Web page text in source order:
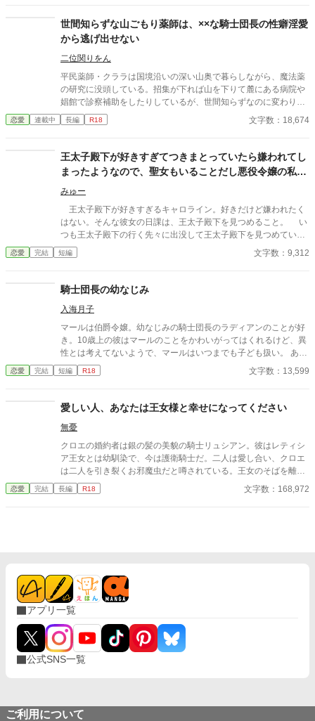
世間知らずな山ごもり薬師は、××な騎士団長の性癖淫愛
から逃げ出せない
二位関りをん
平民薬師・クララは国境沿いの深い山奥で暮らしながら、魔法薬
の研究に没頭している。招集が下れば山を下りて麓にある病院や
娼館で診察補助をしたりしているが、世間知らずなのに変わりは
ない。 ある日、山の中で倒れている男性を発見。彼はなんと騎士
団長・レイルドで女嫌いの噂を持つ人物だった。 当然女嫌いの噂
が、レイルドには隠している秘密……性癖があった。 ――君の××
××、触らせてもらえないだろうか？
恋愛 連載中 長編 R18 文字数：18,674
王太子殿下が好きすぎてつきまとっていたら嫌われてし
まったようなので、聖女もいることだし悪役令嬢の私は
退散することにしました。
みゅー
王太子殿下が好きすぎるキャロライン。好きだけど嫌われたく
はない。そんな彼女の日課は、王太子殿下を見つめること。 い
つも王太子殿下の行く先々に出没して王太子殿下を見つめていた
が、ついにそんな生活が終わるときが来る。 聖女が現れたの
だ。そして、さらにショックなことに、自分が乙女ゲームの世界
殿下に嫌われたくはないキャロラインは、王太子殿下の前から姿
を消すことにした。そんなお話です。 ちょっと切ないお話で
す。
恋愛 完結 短編 文字数：9,312
騎士団長の幼なじみ
入海月子
マールは伯爵令嬢。幼なじみの騎士団長のラディアンのことが好
き。10歳上の彼はマールのことをかわいがってはくれるけど、異
性とは考えてないようで、マールはいつまでも子ども扱い。 あれ
これ誘惑してみるものの、笑ってかわされる。 ある日、マールに
縁談が来て……。 歳の差、体格差、身分差を書いてみたかったの
恋愛 完結 短編 R18 文字数：13,599
愛しい人、あなたは王女様と幸せになってください
無憂
クロエの婚約者は銀の髪の美貌の騎士リュシアン。彼はレティシ
ア王女とは幼馴染で、今は護衛騎士だ。二人は愛し合い、クロエ
は二人を引き裂くお邪魔虫だと噂されている。王女のそばを離れ
ないリュシアンとは、ここ数年、ろくな会話もない。愛されない
日々に疲れたクロエは、婚約を破棄することを決意し、リュシア
恋愛 完結 長編 R18 文字数：168,972
アプリ一覧
公式SNS一覧
ご利用について